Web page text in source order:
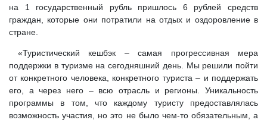
на 1 государственный рубль пришлось 6 рублей средств
граждан, которые они потратили на отдых и оздоровление в
стране.
«Туристический кешбэк – самая прогрессивная мера
поддержки в туризме на сегодняшний день. Мы решили пойти
от конкретного человека, конкретного туриста – и поддержать
его, а через него – всю отрасль и регионы. Уникальность
программы в том, что каждому туристу предоставлялась
возможность участия, но это не было чем-то обязательным, а